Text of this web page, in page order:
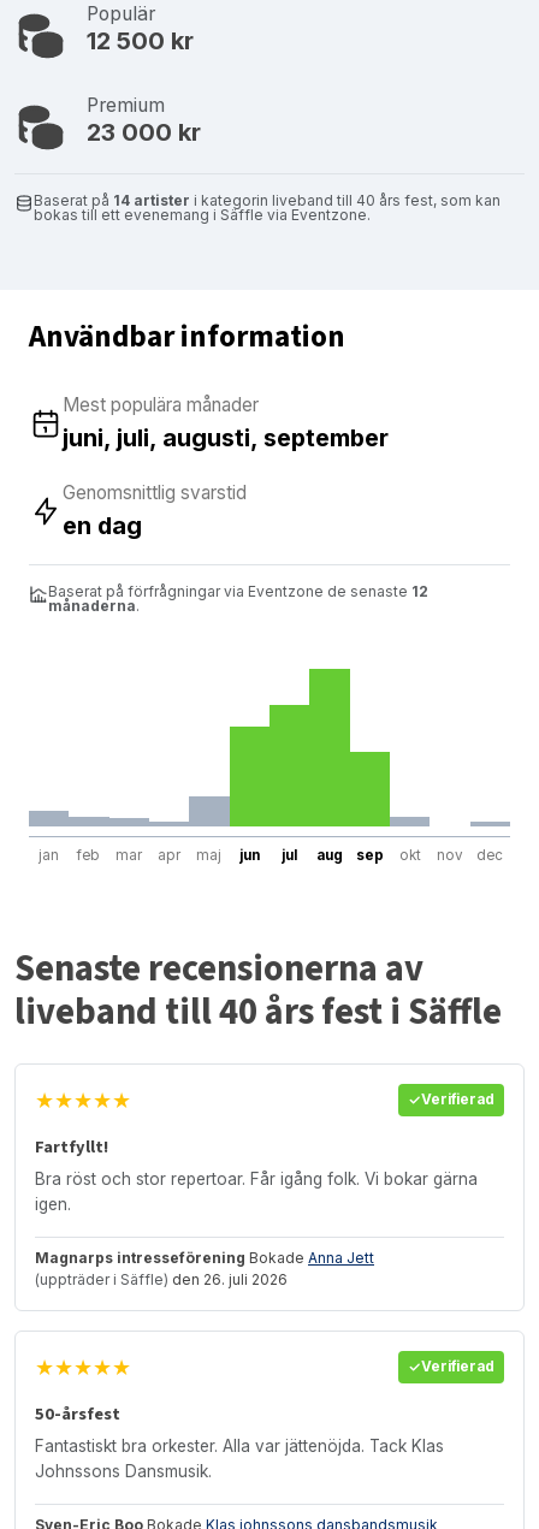
Populär
12 500 kr
Premium
23 000 kr
Baserat på 14 artister i kategorin liveband till 40 års fest, som kan
bokas till ett evenemang i Säffle via Eventzone.
Användbar information
Mest populära månader
juni, juli, augusti, september
Genomsnittlig svarstid
en dag
Baserat på förfrågningar via Eventzone de senaste 12
månaderna.
jan feb mar apr maj jun jul aug sep okt nov dec
Senaste recensionerna av
liveband till 40 års fest i Säffle
★★★★★ Verifierad
Fartfyllt!
Bra röst och stor repertoar. Får igång folk. Vi bokar gärna
igen.
Magnarps intresseförening Bokade Anna Jett
(uppträder i Säffle) den 26. juli 2026
★★★★★ Verifierad
50-årsfest
Fantastiskt bra orkester. Alla var jättenöjda. Tack Klas
Johnssons Dansmusik.
Sven-Eric Boo Bokade Klas johnssons dansbandsmusik